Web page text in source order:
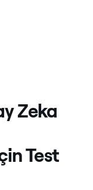
Zeka
Test